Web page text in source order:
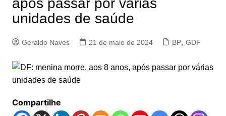
após passar por várias
unidades de saúde
Geraldo Naves 21 de maio de 2024 BP, GDF
Compartilhe